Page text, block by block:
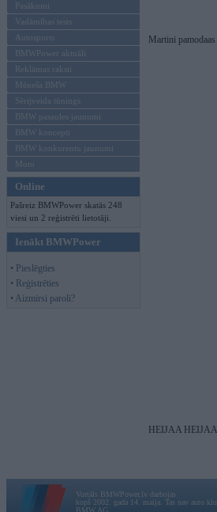
Pasākumi
Vadāmības tests
Autosports
BMWPower aktuāli
Reklāmas raksti
Mēneša BMW
Sērijveida tūnings
BMW pasaules jaunumi
BMW koncepti
BMW konkurentu jaunumi
Moto
Online
Pašreiz BMWPower skatās 248
viesi un 2 reģistrēti lietotāji.
Ienākt BMWPower
• Pieslēgties
• Reģistrēties
• Aizmirsi paroli?
Martini
HEIJAA
Vortāls BMWPower.lv darbojas
kopš 2002. gada 14. maija. Tas nav auto
BMW AG.